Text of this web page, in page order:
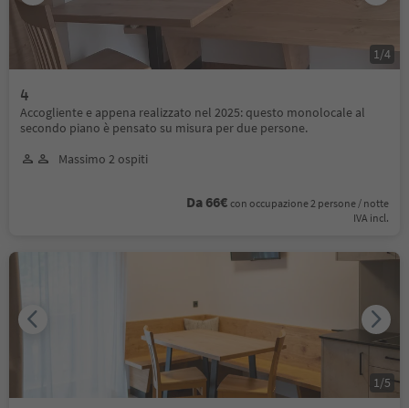
4
Accogliente e appena realizzato nel 2025: questo monolocale al
secondo piano è pensato su misura per due persone.
Massimo 2 ospiti
Da 66€ con occupazione 2 persone / notte
IVA incl.
1 /4
1 /5